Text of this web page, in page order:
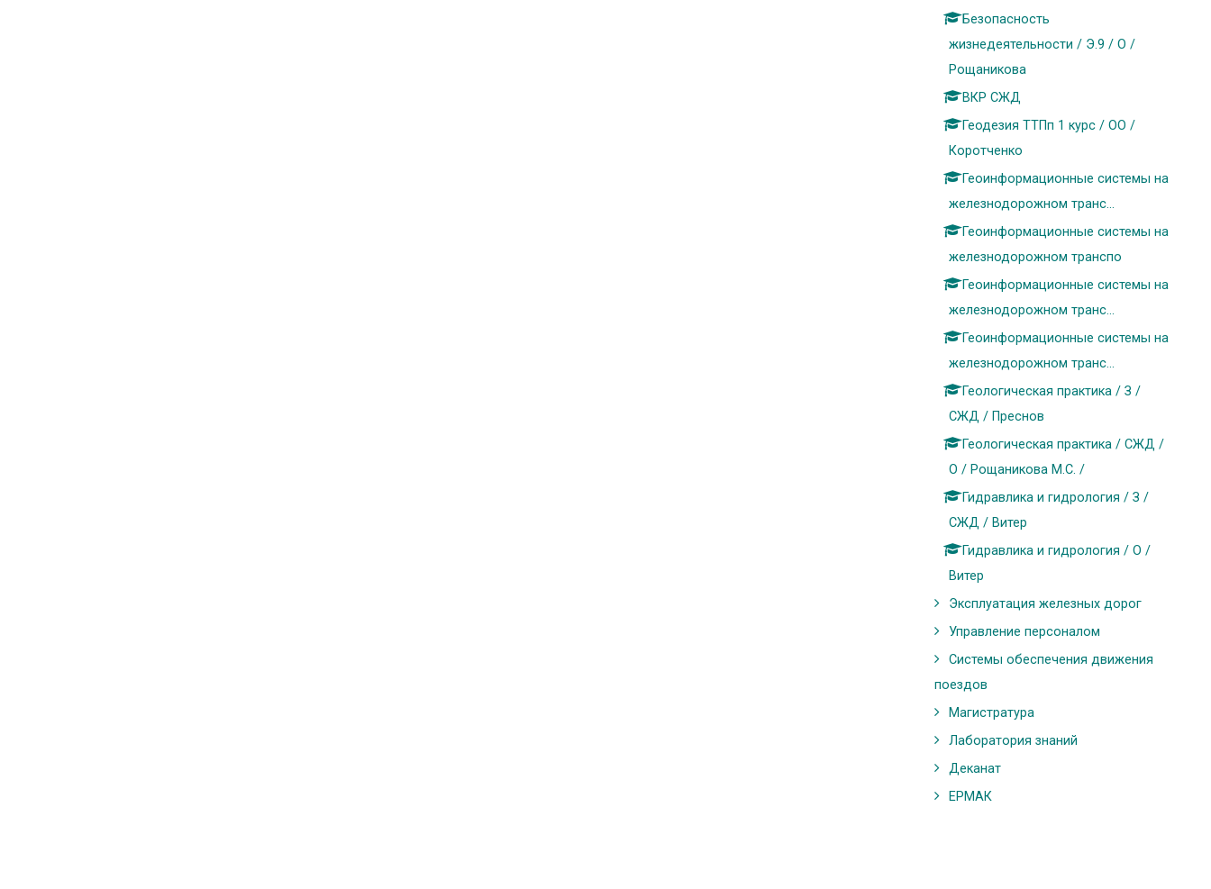
Безопасность
жизнедеятельности / Э.9 / О /
Рощаникова
ВКР СЖД
Геодезия ТТПп 1 курс / ОО /
Коротченко
Геоинформационные системы на
железнодорожном транс...
Геоинформационные системы на
железнодорожном транспо
Геоинформационные системы на
железнодорожном транс...
Геоинформационные системы на
железнодорожном транс...
Геологическая практика / З /
СЖД / Преснов
Геологическая практика / СЖД /
О / Рощаникова М.С. /
Гидравлика и гидрология / З /
СЖД / Витер
Гидравлика и гидрология / О /
Витер
Эксплуатация железных дорог
Управление персоналом
Системы обеспечения движения
поездов
Магистратура
Лаборатория знаний
Деканат
ЕРМАК